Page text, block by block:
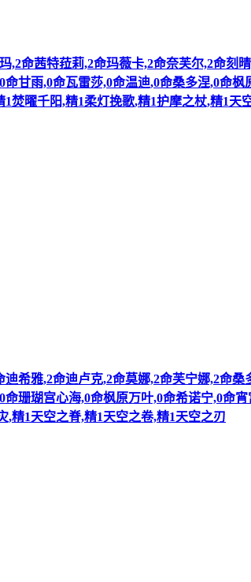
,2命茜特菈莉,2命玛薇卡,2命奈芙尔,2命刻
甘雨,0命瓦雷莎,0命温迪,0命桑多涅,0命枫
焚曜千阳,精1柔灯挽歌,精1护摩之杖,精1天
希雅,2命迪卢克,2命莫娜,2命芙宁娜,2命桑
珊瑚宫心海,0命枫原万叶,0命希诺宁,0命
,精1天空之脊,精1天空之卷,精1天空之刃